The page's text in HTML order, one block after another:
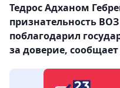
Тедрос Адханом
признательность
поблагодарил
за доверие,